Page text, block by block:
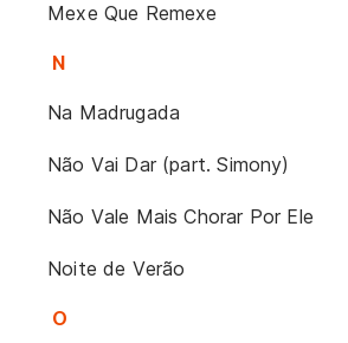
Mexe Que Remexe
N
Na Madrugada
Não Vai Dar (part. Simony)
Não Vale Mais Chorar Por Ele
Noite de Verão
O